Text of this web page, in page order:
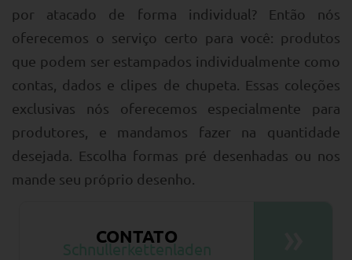
por atacado de forma individual? Então nós
oferecemos o serviço certo para você: produtos
que podem ser estampados individualmente como
contas, dados e clipes de chupeta. Essas coleções
exclusivas nós oferecemos especialmente para
produtores, e mandamos fazer na quantidade
desejada. Escolha formas pré desenhadas ou nos
mande seu próprio desenho.
CONTATO
Schnullerkettenladen